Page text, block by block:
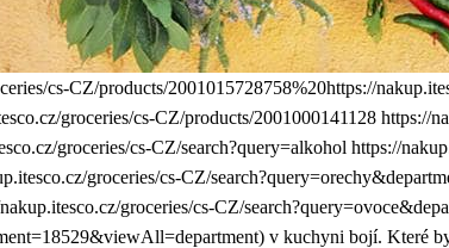
cs-CZ/products/2001015728758%20https://
groceries/cs-CZ/products/2001000141128 https://
groceries/cs-CZ/search?query=alkohol https://
groceries/cs-CZ/
groceries/cs-CZ/
v kuchyni bojí. Které